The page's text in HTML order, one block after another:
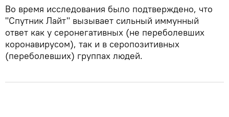
Во время исследования было подтверждено, что
"Спутник Лайт" вызывает сильный иммунный
ответ как у серонегативных (не переболевших
коронавирусом), так и в серопозитивных
(переболевших) группах людей.